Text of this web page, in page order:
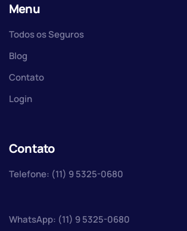
Menu
Todos os Seguros
Blog
Contato
Login
Contato
Telefone: (11) 9 5325-0680
WhatsApp: (11) 9 5325-0680